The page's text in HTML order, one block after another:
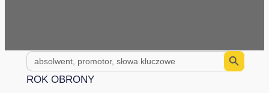
Search
for:
Search Button
ROK OBRONY